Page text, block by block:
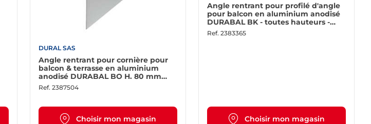
DURAL SAS
Angle rentrant pour cornière pour
balcon & terrasse en aluminium
anodisé DURABAL BO H. 80 mm
argent
Ref. 2387504
Choisir mon magasin
Angle rentrant pour profilé d'angle
pour balcon en aluminium anodisé
DURABAL BK - toutes hauteurs -
argent
Ref. 2383365
Choisir mon magasin